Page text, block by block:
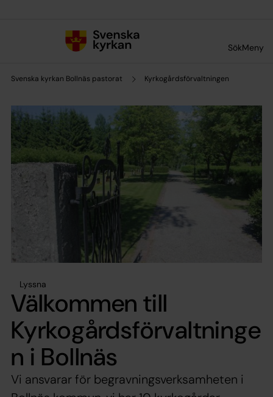
SökMeny
Svenska kyrkan Bollnäs pastorat Kyrkogårdsförvaltningen
Lyssna
Välkommen till
Kyrkogårdsförvaltninge
n i Bollnäs
Vi ansvarar för begravningsverksamheten i